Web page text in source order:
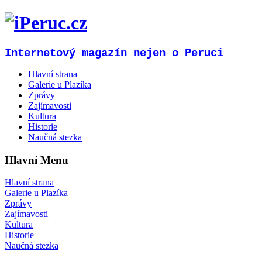
Internetový magazín nejen o Peruci
Hlavní strana
Galerie u Plazíka
Zprávy
Zajímavosti
Kultura
Historie
Naučná stezka
Hlavní Menu
Hlavní strana
Galerie u Plazíka
Zprávy
Zajímavosti
Kultura
Historie
Naučná stezka